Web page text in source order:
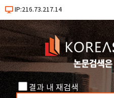
IP:216.73.217.14
결과 내 재검색